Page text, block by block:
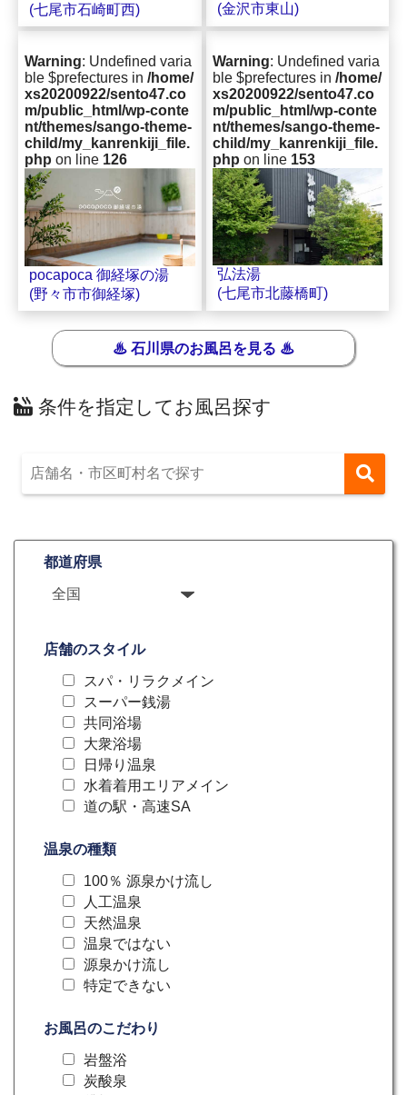
(七尾市石崎町西)
(金沢市東山)
Warning: Undefined varia
ble $prefectures in /home/
xs20200922/sento47.co
m/public_html/wp-conte
nt/themes/sango-theme-
child/my_kanrenkiji_file.
php on line 126
pocapoca 御経塚の湯
(野々市市御経塚)
Warning: Undefined varia
ble $prefectures in /home/
xs20200922/sento47.co
m/public_html/wp-conte
nt/themes/sango-theme-
child/my_kanrenkiji_file.
php on line 153
弘法湯
(七尾市北藤橋町)
♨ 石川県のお風呂を見る ♨
条件を指定してお風呂探す
都道府県
店舗のスタイル
スパ・リラクメイン
スーパー銭湯
共同浴場
大衆浴場
日帰り温泉
水着着用エリアメイン
道の駅・高速SA
温泉の種類
100％ 源泉かけ流し
人工温泉
天然温泉
温泉ではない
源泉かけ流し
特定できない
お風呂のこだわり
岩盤浴
炭酸泉